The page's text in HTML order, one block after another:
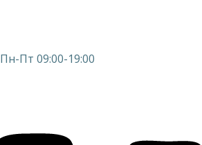
Пн-Пт 09:00-19:00